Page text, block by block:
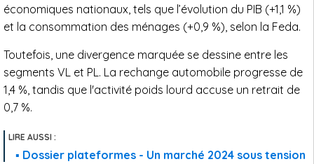
économiques nationaux, tels que l’évolution du PIB (+1,1 %)
et la consommation des ménages (+0,9 %), selon la Feda.
Toutefois, une divergence marquée se dessine entre les
segments VL et PL. La rechange automobile progresse de
1,4 %, tandis que l'activité poids lourd accuse un retrait de
0,7 %.
Dossier plateformes - Un marché 2024 sous tension